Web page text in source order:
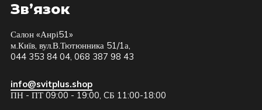
Зв’язок
Салон «Анрі51»
м.Київ, вул.В.Тютюнника 51/1а,
044 353 84 04, 068 387 98 43
info@svitplus.shop
ПН - ПТ 09:00 - 19:00, CБ 11:00-18:00